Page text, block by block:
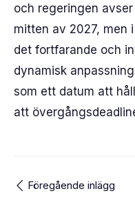
och regeringen
mitten av 2027, men
det fortfarande och
dynamisk
som ett datum att
att
Föregående inlägg